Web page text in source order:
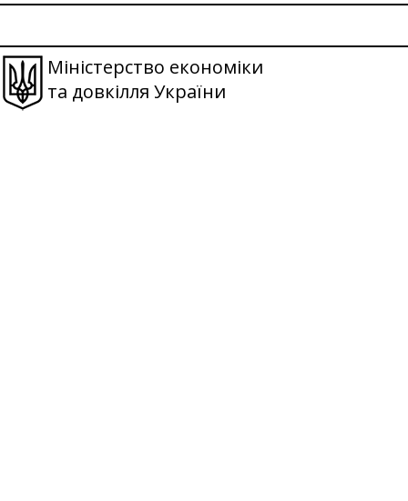
Міністерство економіки
та довкілля України